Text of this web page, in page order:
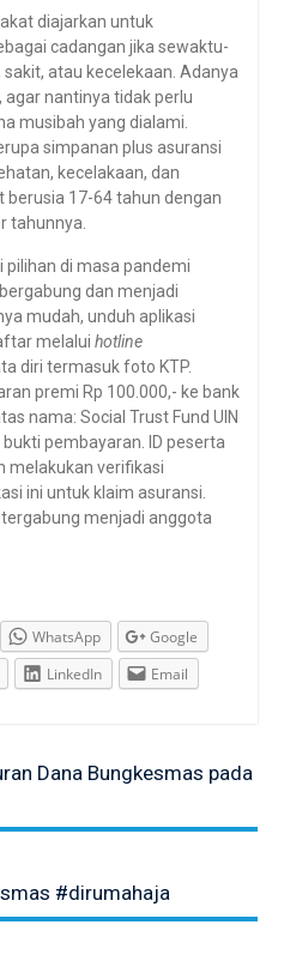
diajarkan untuk
cadangan jika sewaktu-
atau kecelekaan. Adanya
nantinya tidak perlu
musibah yang dialami.
simpanan plus asuransi
kecelakaan, dan
17-64 tahun dengan
tahunnya.
di masa pandemi
dan menjadi
mudah, unduh aplikasi
melalui hotline
diri termasuk foto KTP.
premi Rp 100.000,- ke bank
nama: Social Trust Fund UIN
pembayaran. ID peserta
melakukan verifikasi
ini untuk klaim asuransi.
menjadi anggota
WhatsApp
Google
LinkedIn Email
Dana Bungkesmas pada
#dirumahaja